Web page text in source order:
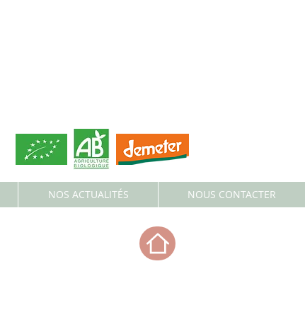
NOS ACTUALITÉS NOUS CONTACTER